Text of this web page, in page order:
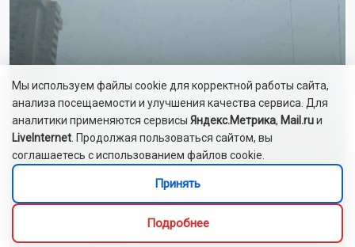
Дожди и грозы пройдут в Новосибирской
Мы используем файлы cookie для корректной работы сайта,
анализа посещаемости и улучшения качества сервиса. Для
аналитики применяются сервисы Яндекс.Метрика, Mail.ruи
LiveInternet . Продолжая пользоваться сайтом, вы
соглашаетесь с использованием файлов cookie.
Принять
Подробнее